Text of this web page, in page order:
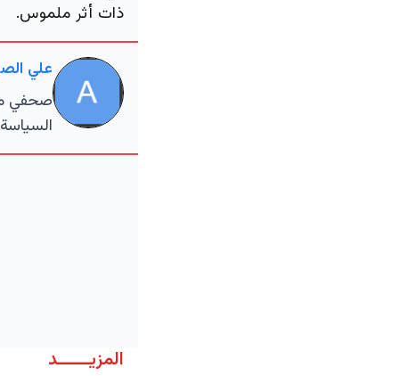
ذات أثر ملموس.
علي
صحفي
المزيــــــد